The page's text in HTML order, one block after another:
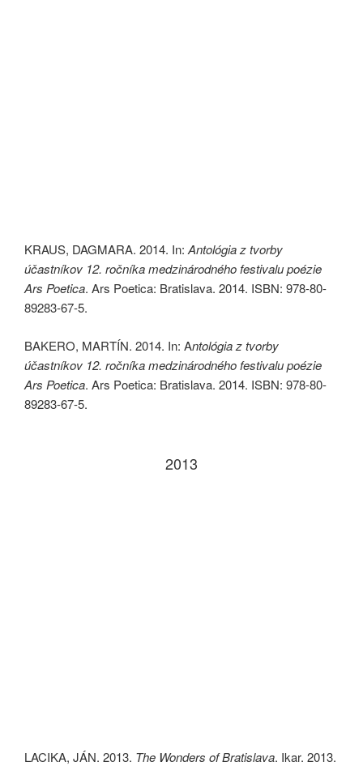
KRAUS, DAGMARA. 2014. In: Antológia z tvorby
účastníkov 12. ročníka medzinárodného festivalu poézie
Ars Poetica. Ars Poetica: Bratislava. 2014. ISBN: 978-80-
89283-67-5.
BAKERO, MARTÍN. 2014. In: Antológia z tvorby
účastníkov 12. ročníka medzinárodného festivalu poézie
Ars Poetica. Ars Poetica: Bratislava. 2014. ISBN: 978-80-
89283-67-5.
2013
LACIKA, JÁN. 2013. The Wonders of Bratislava. Ikar. 2013.